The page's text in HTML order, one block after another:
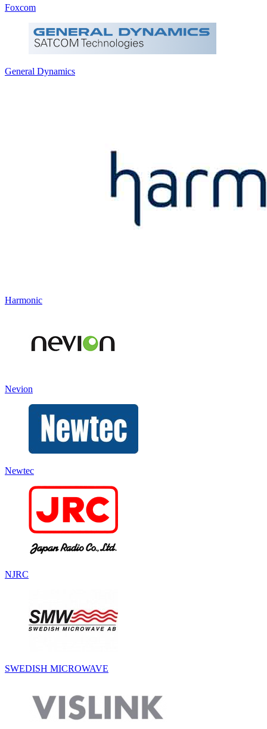
Foxcom
General Dynamics
Harmonic
Nevion
Newtec
NJRC
SWEDISH MICROWAVE